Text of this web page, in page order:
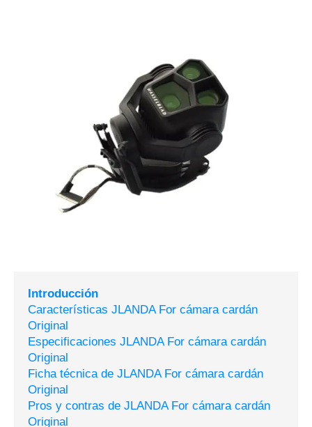
Introducción
Características JLANDA For cámara cardán
Original
Especificaciones JLANDA For cámara cardán
Original
Ficha técnica de JLANDA For cámara cardán
Original
Pros y contras de JLANDA For cámara cardán
Original